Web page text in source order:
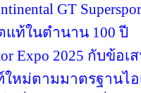
GT
ท้ในตำนาน 100 ปี
Expo 2025 กับข้อ
ม่ตามมาตรฐานไอเ